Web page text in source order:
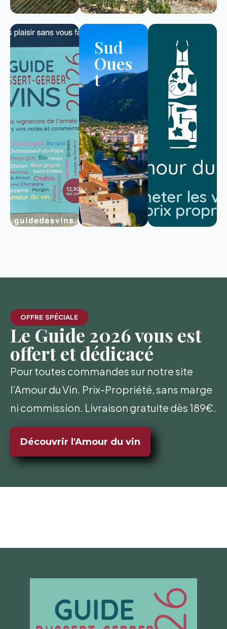
Sud
Oues
t
OFFRE SPÉCIALE
Le Guide 2026 vous est
offert et dédicacé
Pour toutes commandes sur notre site
l’Amour du Vin. Prix-Propriété, sans marge
ni commission. Livraison gratuite dès 189€.
Découvrir l'Amour du vin